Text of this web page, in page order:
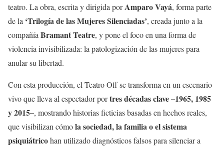
teatro. La obra, escrita y dirigida porAmparo Vayá, forma parte
de la ‘Trilogía de las Mujeres Silenciadas’, creada junto a la
compañía Bramant Teatre, y pone el foco en una forma de
violencia invisibilizada: la patologización de las mujeres para
anular su libertad.
Con esta producción, el Teatro Off se transforma en un escenario
vivo que lleva al espectador portres décadas clave –1965, 1985
y 2015–, mostrando historias ficticias basadas en hechos reales,
que visibilizan cómola sociedad, la familia o el sistema
psiquiátricohan utilizado diagnósticos falsos para silenciar a